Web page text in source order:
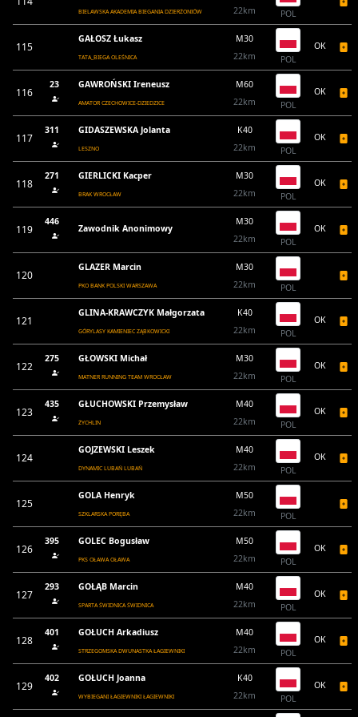
BIELAWSKA AKADEMIA BIEGANIA DZIERŻONIÓW 22km POL
115
GAŁOSZ Łukasz
TATA_BIEGA OLEŚNICA
M30
22km
POL
OK
116
23 GAWROŃSKI Ireneusz
AMATOR CZECHOWICE-DZIEDZICE
M60
22km
POL
OK
117
311 GIDASZEWSKA Jolanta
LESZNO
K40
22km
POL
OK
118
271 GIERLICKI Kacper
BRAK WROCŁAW
M30
22km
POL
OK
119
446
Zawodnik Anonimowy
M30
22km
POL
OK
120
GLAZER Marcin
PKO BANK POLSKI WARSZAWA
M30
22km
POL
121
GLINA-KRAWCZYK Małgorzata
GÓRYLASY KAMIENIEC ZĄBKOWICKI
K40
22km
POL
OK
122
275 GŁOWSKI Michał
MATNER RUNNING TEAM WROCŁAW
M30
22km
POL
OK
123
435 GŁUCHOWSKI Przemysław
ŻYCHLIN
M40
22km
POL
OK
124
GOJZEWSKI Leszek
DYNAMIC LUBAŃ LUBAŃ
M40
22km
POL
OK
125
GOLA Henryk
SZKLARSKA PORĘBA
M50
22km
POL
126
395 GOLEC Bogusław
PKS OŁAWA OŁAWA
M50
22km
POL
OK
127
293 GOŁĄB Marcin
SPARTA ŚWIDNICA ŚWIDNICA
M40
22km
POL
OK
128
401 GOŁUCH Arkadiusz
STRZEGOMSKA DWUNASTKA ŁAGIEWNIKI
M40
22km
POL
OK
129
402 GOŁUCH Joanna
WYBIEGANI ŁAGIEWNIKI ŁAGIEWNIKI
K40
22km
POL
OK